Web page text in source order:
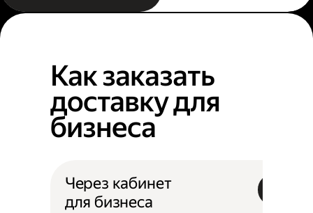
Как заказать
доставку для
бизнеса
Через кабинет
для бизнеса